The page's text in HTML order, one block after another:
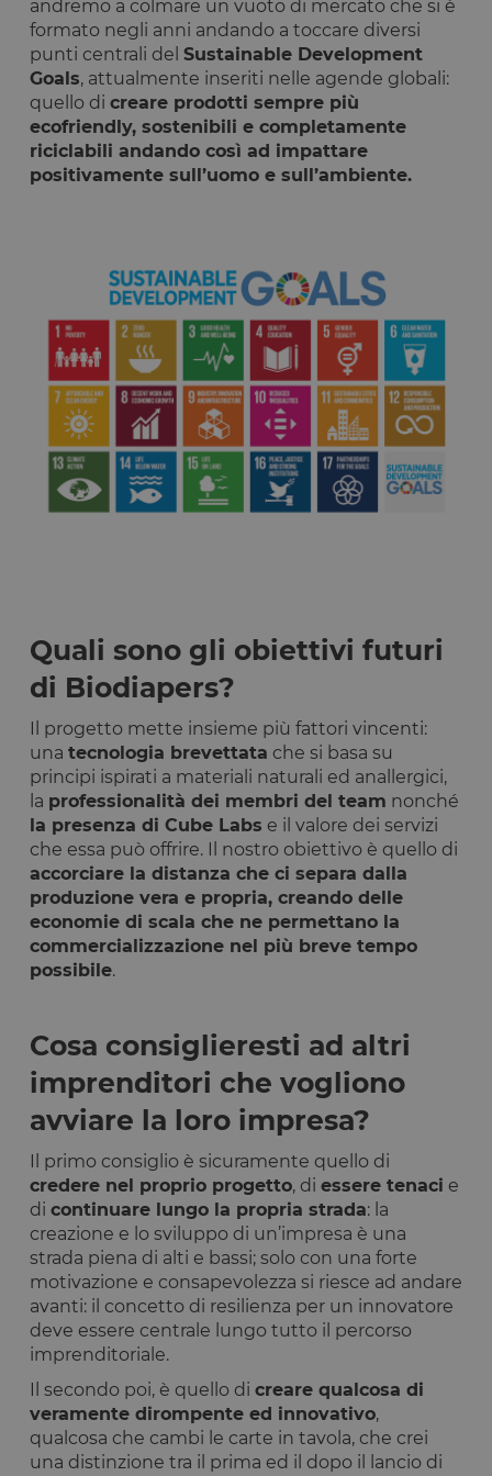
andremo a colmare un vuoto di mercato che si è
formato negli anni andando a toccare diversi
punti centrali del Sustainable Development
Goals, attualmente inseriti nelle agende globali:
quello di creare prodotti sempre più
ecofriendly, sostenibili e completamente
riciclabili andando così ad impattare
positivamente sull’uomo e sull’ambiente.
Quali sono gli obiettivi futuri
di Biodiapers?
Il progetto mette insieme più fattori vincenti:
una tecnologia brevettata che si basa su
principi ispirati a materiali naturali ed anallergici,
la professionalità dei membri del team nonché
la presenza di Cube Labs e il valore dei servizi
che essa può offrire. Il nostro obiettivo è quello di
accorciare la distanza che ci separa dalla
produzione vera e propria, creando delle
economie di scala che ne permettano la
commercializzazione nel più breve tempo
possibile.
Cosa consiglieresti ad altri
imprenditori che vogliono
avviare la loro impresa?
Il primo consiglio è sicuramente quello di
credere nel proprio progetto, di essere tenaci e
di continuare lungo la propria strada: la
creazione e lo sviluppo di un’impresa è una
strada piena di alti e bassi; solo con una forte
motivazione e consapevolezza si riesce ad andare
avanti: il concetto di resilienza per un innovatore
deve essere centrale lungo tutto il percorso
imprenditoriale.
Il secondo poi, è quello di creare qualcosa di
veramente dirompente ed innovativo,
qualcosa che cambi le carte in tavola, che crei
una distinzione tra il prima ed il dopo il lancio di
Targeting
Funzionalità
I cookie strettamente necessari consentono le
funzionalità principali del sito web come l'accesso
dell'utente e la gestione dell'account. Il sito web non
può essere utilizzato correttamente senza i cookie
strettamente necessari.
Nome
/
Dominio
Scadenza
per il sito
al fine di
effettuare
rapporti
sull'utilizzo
proprio sito
Web.
G_ENABLED_IDPS
Google LLC
.www.opstart.it
1 anno 1
mese
Utilizzato
accedere
Google
laravel_session
Laravel LLC
1 ora 59
PHPSESSID
PHP.net
www.opstart.it
Sessione
Cookie
generato da
PHP. Si
di un
generico
utilizzato
mantenere
variabili di
sessione
utente.
__cfruid
Cloudflare
.calendly.com
Sessione
CloudFlare,
XSRF-TOKEN
www.opstart.it
1 ora 59
minuti
Questo
per aiutare
attacchi
OptanonConsent
OneTrust LLC
.calendly.com
1 anno
Questo
è impostato